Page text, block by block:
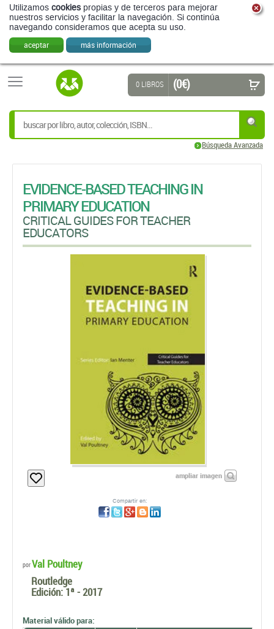
Utilizamos cookies propias y de terceros para mejorar
nuestros servicios y facilitar la navegación. Si continúa
navegando consideramos que acepta su uso.
aceptar más información
Búsqueda Avanzada
0 LIBROS (0 €)
EVIDENCE-BASED TEACHING IN
PRIMARY EDUCATION
CRITICAL GUIDES FOR TEACHER
EDUCATORS
ampliar imagen
Compartir en:
porVal Poultney
Routledge
Edición:1ª - 2017
Material válido para: